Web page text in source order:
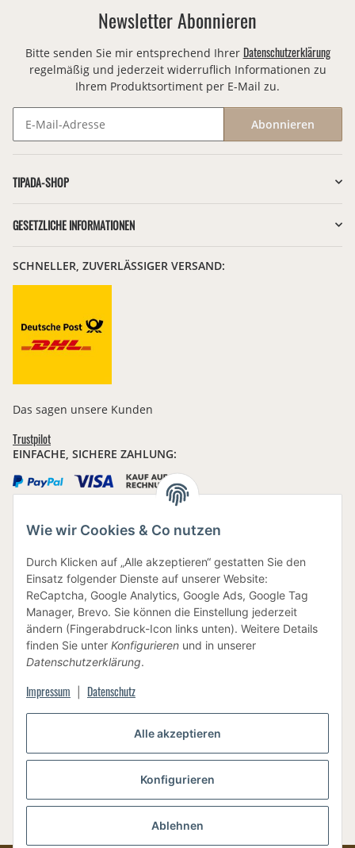
Alle akzeptieren
Konfigurieren
Ablehnen
Wie wir Cookies & Co nutzen
Durch Klicken auf „Alle akzeptieren“ gestatten Sie den
Einsatz folgender Dienste auf unserer Website:
ReCaptcha, Google Analytics, Google Ads, Google Tag
Manager, Brevo. Sie können die Einstellung jederzeit
ändern (Fingerabdruck-Icon links unten). Weitere Details
finden Sie unter Konfigurieren und in unserer
Datenschutzerklärung.
Impressum Datenschutz
Newsletter Abonnieren
Bitte senden Sie mir entsprechend Ihrer Datenschutzerklärung
regelmäßig und jederzeit widerruflich Informationen zu
Ihrem Produktsortiment per E-Mail zu.
Abonnieren
TIPADA-SHOP
GESETZLICHE INFORMATIONEN
SCHNELLER, ZUVERLÄSSIGER VERSAND:
Das sagen unsere Kunden
Trustpilot
EINFACHE, SICHERE ZAHLUNG:
BEWUSSTE VERPACKUNG
Vertrag widerrufen
* Alle Preise inkl. gesetzlicher USt., zzgl.Versand